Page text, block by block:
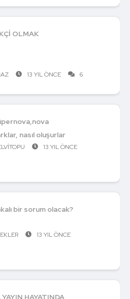
OLMAK
13 YIL ÖNCE 6
nasıl oluşurlar
13 YIL ÖNCE
bir sorum olacak?
13 YIL ÖNCE
HAYATINDA